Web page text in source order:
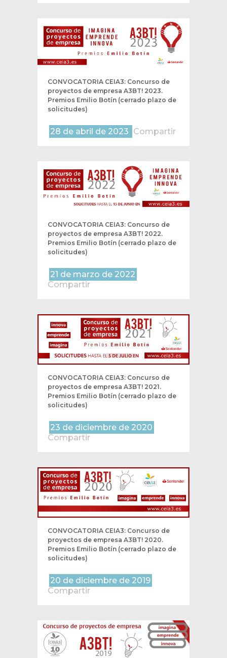
CONVOCATORIA CEIA3: Concurso de
proyectos de empresa A3BT! 2023.
Premios Emilio Botín (cerrado plazo de
solicitudes)
28 de abril de 2023 Compartir
CONVOCATORIA CEIA3: Concurso de
proyectos de empresa A3BT! 2022.
Premios Emilio Botín (cerrado plazo de
solicitudes)
21 de marzo de 2022
Compartir
CONVOCATORIA CEIA3: Concurso de
proyectos de empresa A3BT! 2021.
Premios Emilio Botín (cerrado plazo de
solicitudes)
23 de diciembre de 2020
Compartir
CONVOCATORIA CEIA3: Concurso de
proyectos de empresa A3BT! 2020.
Premios Emilio Botín (cerrado plazo de
solicitudes)
20 de diciembre de 2019
Compartir